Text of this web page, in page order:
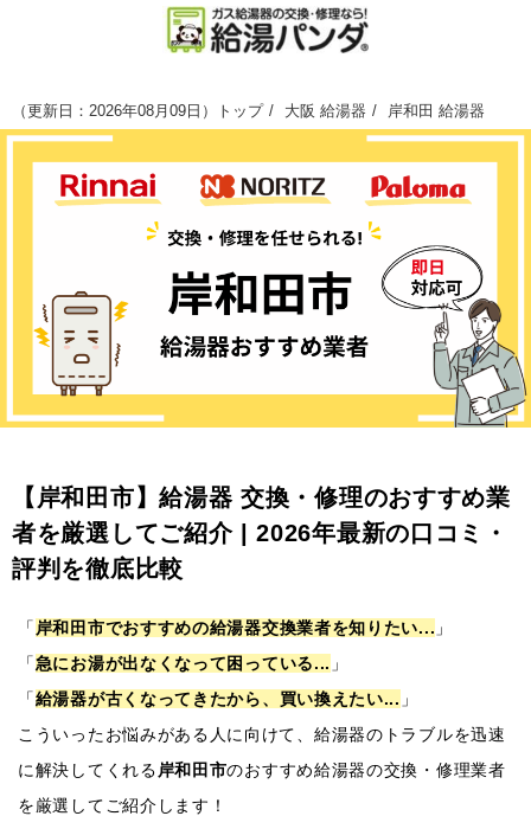
（更新日：2026年08月09日 ） トップ 大阪 給湯器 岸和田 給湯器
【岸和田市】給湯器 交換・修理のおすすめ業
者を厳選してご紹介 | 2026年最新の口コミ・
評判を徹底比較
「 岸和田市でおすすめの給湯器交換業者を知りたい... 」
「急にお湯が出なくなって困っている... 」
「給湯器が古くなってきたから、買い換えたい... 」
こういったお悩みがある人に向けて、給湯器のトラブルを迅速
に解決してくれる 岸和田市のおすすめ給湯器の交換・修理業者
を厳選してご紹介します！